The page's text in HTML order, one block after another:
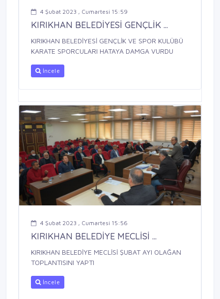
4 Şubat 2023 , Cumartesi 15:59
KIRIKHAN BELEDİYESİ GENÇLİK ...
KIRIKHAN BELEDİYESİ GENÇLİK VE SPOR KULÜBÜ
KARATE SPORCULARI HATAYA DAMGA VURDU
İncele
4 Şubat 2023 , Cumartesi 15:56
KIRIKHAN BELEDİYE MECLİSİ ...
KIRIKHAN BELEDİYE MECLİSİ ŞUBAT AYI OLAĞAN
TOPLANTISINI YAPTI
İncele